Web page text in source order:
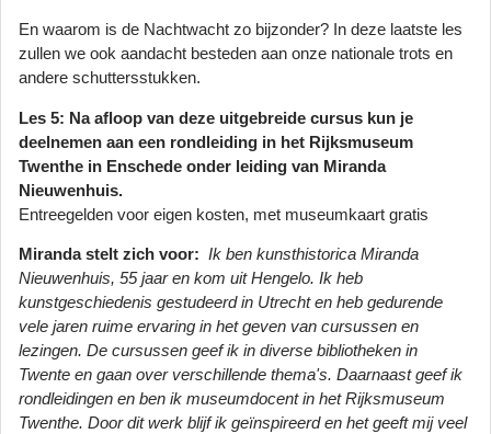
En waarom is de Nachtwacht zo bijzonder? In deze laatste les
zullen we ook aandacht besteden aan onze nationale trots en
andere schuttersstukken.
Les 5: Na afloop van deze uitgebreide cursus kun je
deelnemen aan een rondleiding in het Rijksmuseum
Twenthe in Enschede onder leiding van Miranda
Nieuwenhuis.
Entreegelden voor eigen kosten, met museumkaart gratis
Miranda stelt zich voor: Ik ben kunsthistorica Miranda
Nieuwenhuis, 55 jaar en kom uit Hengelo. Ik heb
kunstgeschiedenis gestudeerd in Utrecht en heb gedurende
vele jaren ruime ervaring in het geven van cursussen en
lezingen. De cursussen geef ik in diverse bibliotheken in
Twente en gaan over verschillende thema's. Daarnaast geef ik
rondleidingen en ben ik museumdocent in het Rijksmuseum
Twenthe. Door dit werk blijf ik geïnspireerd en het geeft mij veel